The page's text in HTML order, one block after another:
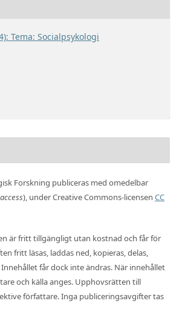
Tema: Socialpsykologi
Forskning publiceras med omedelbar
), under Creative Commons-licensen CC
är fritt tillgängligt utan kostnad och får för
fritt läsas, laddas ned, kopieras, delas,
får dock inte ändras. När innehållet
och källa anges. Upphovsrätten till
författare. Inga publiceringsavgifter tas